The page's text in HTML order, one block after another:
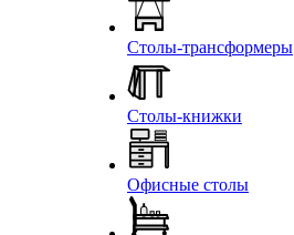
Столы-трансформеры
Столы-книжки
Офисные столы